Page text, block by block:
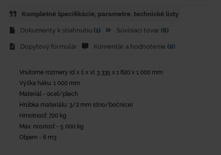
Kompletné špecifikácie, parametre. technické listy
Dokumenty k stiahnutiu (1) Súvisiaci tovar (6)
Dopytový formulár Komentár a hodnotenie (0)
Vnútorné rozmery (d x š x v): 3 335 x 1 820 x 1 000 mm
Výška háku: 1 000 mm
Materiál - oceľ/plech
Hrúbka materiálu: 3/2 mm (dno/bočnice)
Hmotnosť: 720 kg
Max. nosnosť - 5 000 kg
Objem - 6 m3